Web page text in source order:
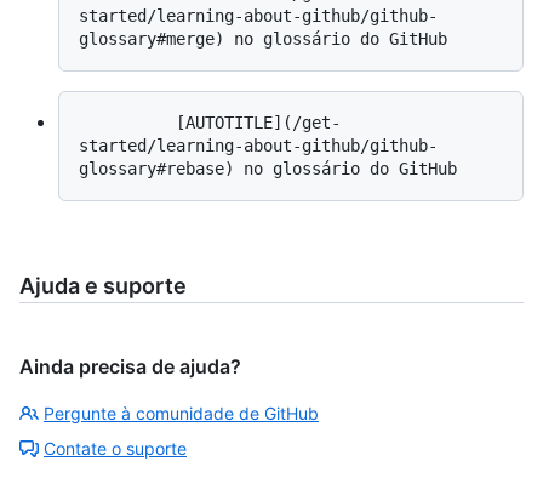
started/learning-about-github/github-
started/learning-about-github/github-
Ajuda e suporte
Ainda precisa de ajuda?
Pergunte à comunidade de GitHub
Contate o suporte